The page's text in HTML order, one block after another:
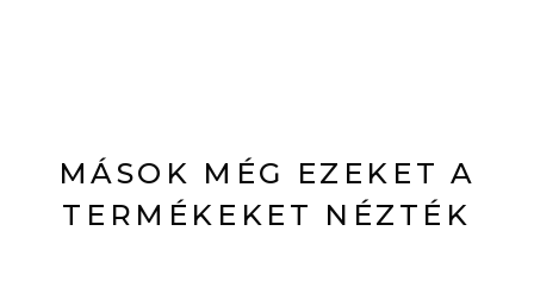
MÁSOK MÉG EZEKET A
TERMÉKEKET NÉZTÉK